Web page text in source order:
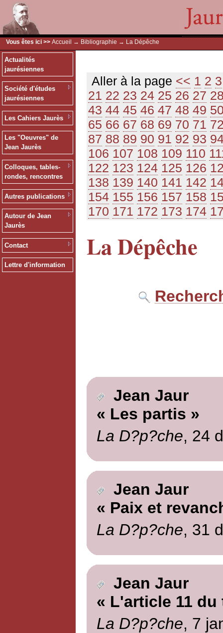
Vous êtes ici >> Accueil → Bibliographie → La Dépêche
Actualités
jaurésiennes
Société d'études
jaurésiennes
Les Cahiers Jaurès
Les "Oeuvres" de
Jean Jaurès
Colloques, tables-
rondes, rencontres
Autres publications
Autour de Jean
Jaurès
Contact
Lettre d'information
Aller à la page << 1 2 3
21 22 23 24 25 26 27
43 44 45 46 47 48 49
65 66 67 68 69 70 71
87 88 89 90 91 92 93
106 107 108 109 110
122 123 124 125 126
138 139 140 141 142
154 155 156 157 158
170 171 172 173 174
La Dépêche
Jean Jaur
« Les partis »
La D?p?che, 24
Jean Jaur
« Paix et
La D?p?che, 31
Jean Jaur
« L'article 11
La D?p?che, 7